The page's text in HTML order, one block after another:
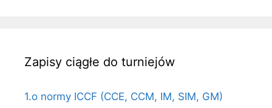
Zapisy ciągłe do turniejów
1.o normy ICCF (CCE, CCM, IM, SIM, GM)